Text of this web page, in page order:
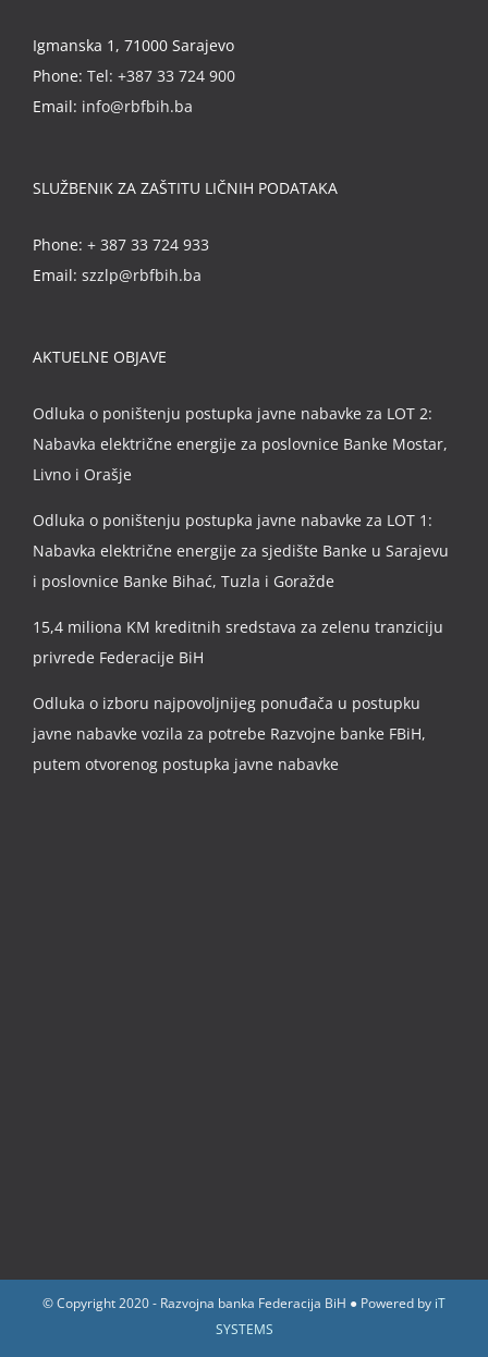
Igmanska 1, 71000 Sarajevo
Phone: Tel: +387 33 724 900
Email: info@rbfbih.ba
SLUŽBENIK ZA ZAŠTITU LIČNIH PODATAKA
Phone: + 387 33 724 933
Email: szzlp@rbfbih.ba
AKTUELNE OBJAVE
Odluka o poništenju postupka javne nabavke za LOT 2:
Nabavka električne energije za poslovnice Banke Mostar,
Livno i Orašje
Odluka o poništenju postupka javne nabavke za LOT 1:
Nabavka električne energije za sjedište Banke u Sarajevu
i poslovnice Banke Bihać, Tuzla i Goražde
15,4 miliona KM kreditnih sredstava za zelenu tranziciju
privrede Federacije BiH
Odluka o izboru najpovoljnijeg ponuđača u postupku
javne nabavke vozila za potrebe Razvojne banke FBiH,
putem otvorenog postupka javne nabavke
© Copyright 2020 - Razvojna banka Federacija BiH ● Powered by iT
SYSTEMS